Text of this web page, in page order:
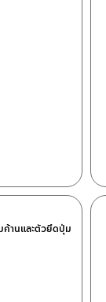
านและตัวยึดปุ่ม